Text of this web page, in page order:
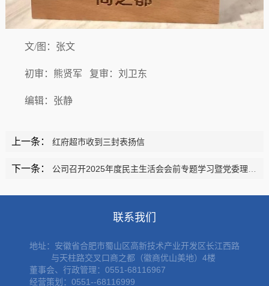
文/图：张文
初审：熊贤军 复审：刘卫东
编辑：张静
上一条： 红府超市收到三封表扬信
下一条： 公司召开2025年度民主生活会会前专题学习暨党委理论学习中心组2026年第1次（扩大）会议
联系我们
地址： 安徽省合肥市蜀山区高新技术产业开发区长江西路
与天柱路交叉口商之都（徽商优山美地）4楼
董事会、行政管理：0551-68116967
经营策划：0551--68116999